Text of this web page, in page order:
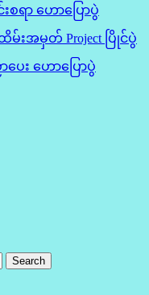
စရာ ဟောပြောပွဲ
ထိမ်းအမှတ် Project ပြိုင်ပွဲ
း ဟောပြောပွဲ